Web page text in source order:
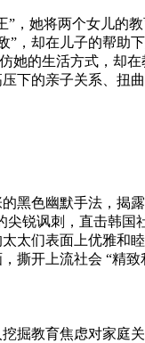
”，她将两个女儿的
”，却在儿子的帮
她的生活方式，却
下的亲子关系、扭
的黑色幽默手法，揭
尖锐讽刺，直击韩
太太们表面上优雅
撕开上流社会 “精
挖掘教育焦虑对家庭